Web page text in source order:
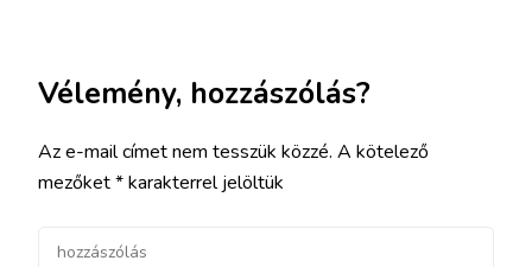
Vélemény, hozzászólás?
Az e-mail címet nem tesszük közzé. A kötelező
mezőket*karakterrel jelöltük